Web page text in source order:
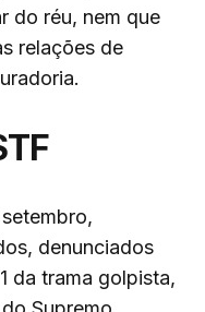
do réu, nem que
relações de
denunciados
da trama golpista,